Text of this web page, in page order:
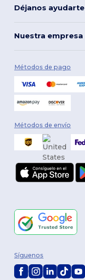
Déjanos ayudarte
Nuestra empresa
Métodos de pago
Métodos de envío
Síguenos